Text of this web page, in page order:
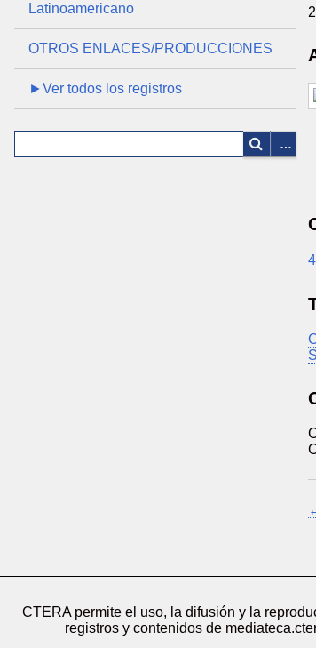
Latinoamericano
OTROS ENLACES/PRODUCCIONES
►Ver todos los registros
CTERA permite el uso, la difusión y la
registros y contenidos de